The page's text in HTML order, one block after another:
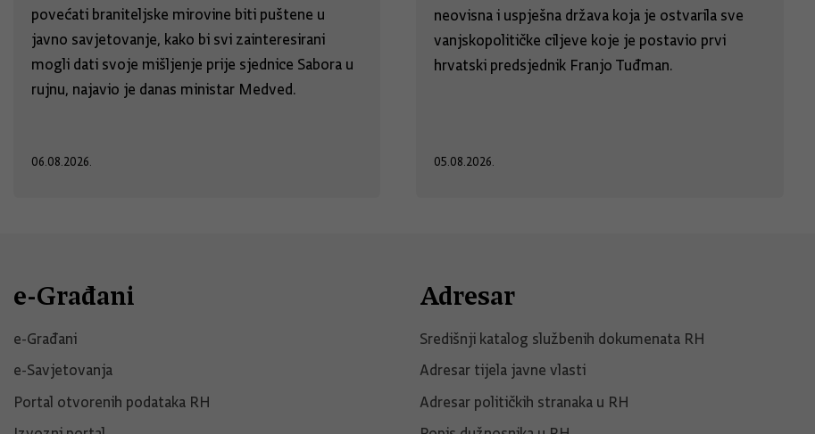
povećati braniteljske mirovine biti puštene u
javno savjetovanje, kako bi svi zainteresirani
mogli dati svoje mišljenje prije sjednice Sabora u
rujnu, najavio je danas ministar Medved.
06.08.2026.
neovisna i uspješna država koja je ostvarila sve
vanjskopolitičke ciljeve koje je postavio prvi
hrvatski predsjednik Franjo Tuđman.
05.08.2026.
e-Građani
e-Građani
e-Savjetovanja
Portal otvorenih podataka RH
Adresar
Središnji katalog službenih dokumenata RH
Adresar tijela javne vlasti
Adresar političkih stranaka u RH